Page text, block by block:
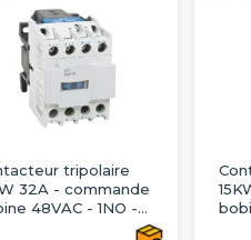
tripolaire
32A - commande
48VAC - 1NO -